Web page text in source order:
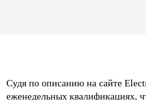
Судя по описанию на сайте
еженедельных квалификациях,